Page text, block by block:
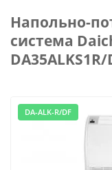
Напольно-
система
DA35ALKS1R/
DA-ALK-R/DF